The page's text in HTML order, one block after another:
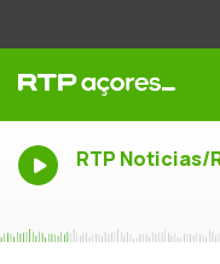
RTP Noticias/